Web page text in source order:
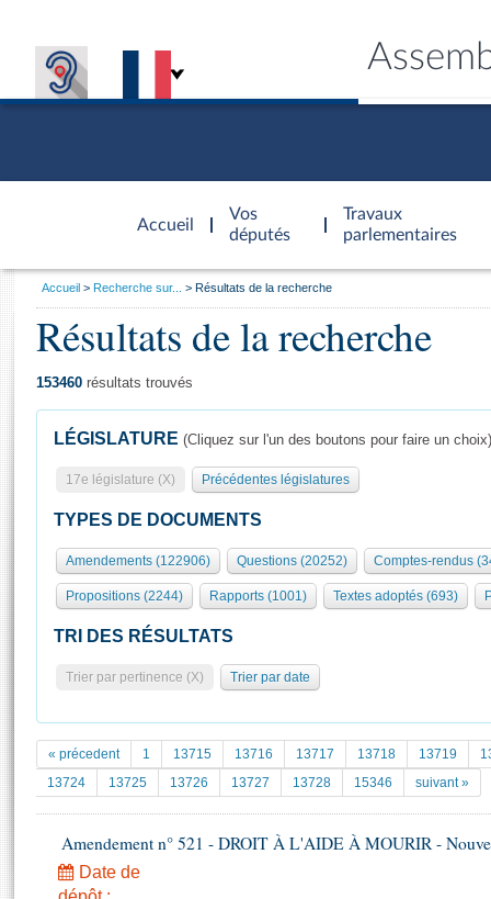
Accueil
d'accueil
Vos
députés
Travaux
parlementaires
Présidence
577 députés
Groupes politiques
Séance publique
Commissions et autres organes
Europe et International
Pétitions
Documents parlementaires
Projets de loi
Propositions de loi
Amendements
Général
Rôle et pouvoirs de l'Assemblée
Organisation de l'Assemblée
Présidence Conférence des Présidents Bureau Collège des
Statistiques et chiffres clés
Documents de référence
( Constitution | Règlement de l'Assemblée ... )
Histoire
Juniors
Visiter l'Assemblée
Visite virtuelle du palais Bourbon
Assister à une séance
La Bibliothèque
Les archives
Contacts et plan d'accès
Photos libres de droit
Vous
Accueil Recherche sur... Résultats de la recherche
Résultats de la recherche
153460 résultats trouvés
LÉGISLATURE (Cliquez sur l'un des boutons pour faire un choix)
17e législature (X) Précédentes législatures
TYPES DE DOCUMENTS
Amendements (122906) Questions (20252) Comptes-rendus
Propositions (2244) Rapports (1001) Textes adoptés (693)
TRI DES RÉSULTATS
Trier par pertinence (X) Trier par date
« précedent 1 13715 13716 13717 13718 13719
13724
13725 13726 13727 13728 15346 suivant »
Amendement n° 521 - DROIT À L'AIDE À MOURIR -
Date de